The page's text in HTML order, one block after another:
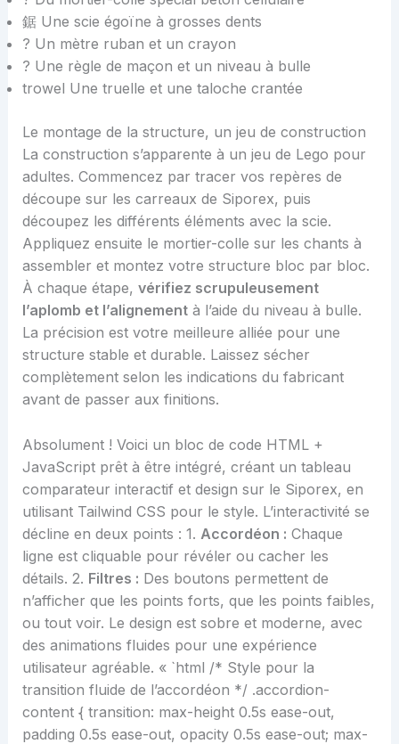
鋸 Une scie égoïne à grosses dents
? Un mètre ruban et un crayon
? Une règle de maçon et un niveau à bulle
trowel Une truelle et une taloche crantée
Le montage de la structure, un jeu de construction
La construction s’apparente à un jeu de Lego pour
adultes. Commencez par tracer vos repères de
découpe sur les carreaux de Siporex, puis
découpez les différents éléments avec la scie.
Appliquez ensuite le mortier-colle sur les chants à
assembler et montez votre structure bloc par bloc.
À chaque étape, vérifiez scrupuleusement
l’aplomb et l’alignementà l’aide du niveau à bulle.
La précision est votre meilleure alliée pour une
structure stable et durable. Laissez sécher
complètement selon les indications du fabricant
avant de passer aux finitions.
Absolument ! Voici un bloc de code HTML +
JavaScript prêt à être intégré, créant un tableau
comparateur interactif et design sur le Siporex, en
utilisant Tailwind CSS pour le style. L’interactivité se
décline en deux points : 1. Accordéon : Chaque
ligne est cliquable pour révéler ou cacher les
détails. 2. Filtres : Des boutons permettent de
n’afficher que les points forts, que les points faibles,
ou tout voir. Le design est sobre et moderne, avec
des animations fluides pour une expérience
utilisateur agréable. « `html /* Style pour la
transition fluide de l’accordéon */ .accordion-
content { transition: max-height 0.5s ease-out,
padding 0.5s ease-out, opacity 0.5s ease-out; max-